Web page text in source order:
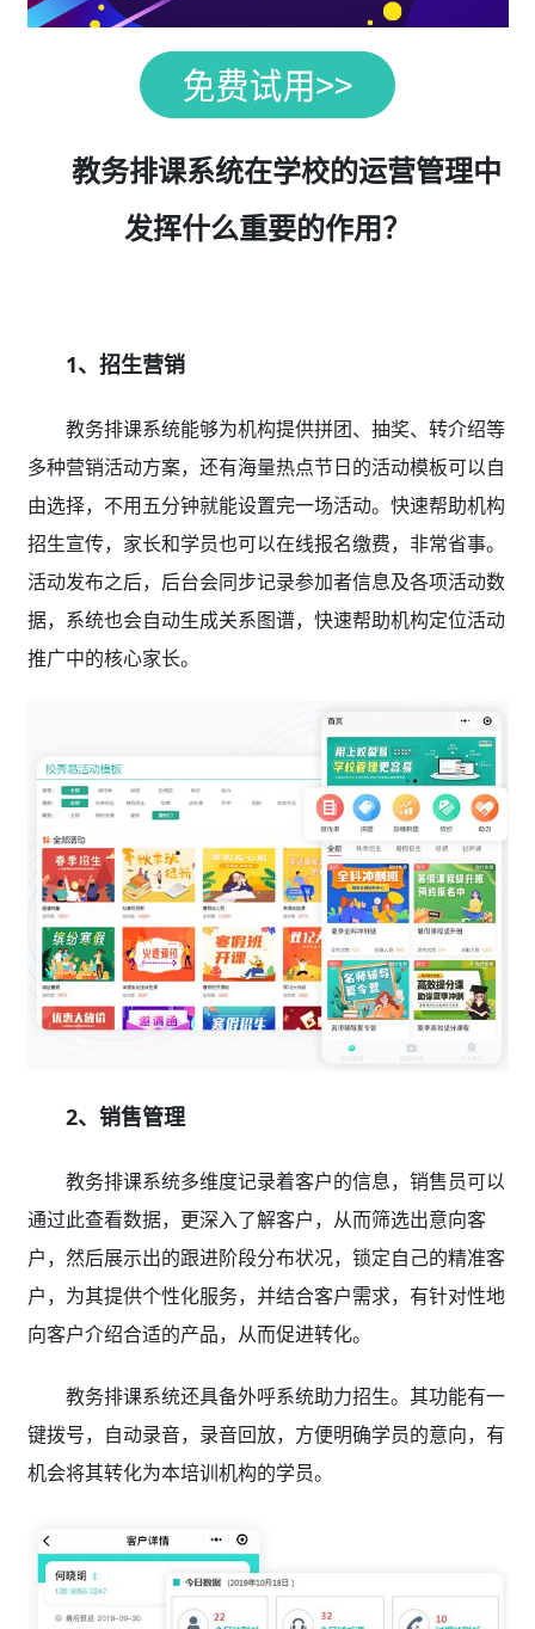
教务排课系统在学校的运营管理中
发挥什么重要的作用？
1、招生营销
教务排课系统能够为机构提供拼团、抽奖、转介绍等
多种营销活动方案，还有海量热点节日的活动模板可以自
由选择，不用五分钟就能设置完一场活动。快速帮助机构
招生宣传，家长和学员也可以在线报名缴费，非常省事。
活动发布之后，后台会同步记录参加者信息及各项活动数
据，系统也会自动生成关系图谱，快速帮助机构定位活动
推广中的核心家长。
2、销售管理
教务排课系统多维度记录着客户的信息，销售员可以
通过此查看数据，更深入了解客户，从而筛选出意向客
户，然后展示出的跟进阶段分布状况，锁定自己的精准客
户，为其提供个性化服务，并结合客户需求，有针对性地
向客户介绍合适的产品，从而促进转化。
教务排课系统还具备外呼系统助力招生。其功能有一
键拨号，自动录音，录音回放，方便明确学员的意向，有
机会将其转化为本培训机构的学员。